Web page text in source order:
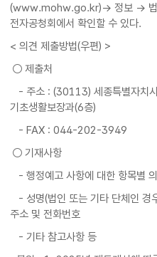
(www.mohw.go.kr)→ 정보 → 법
전자공청회에서 확인할 수 있다.
< 의견 제출방법(우편) >
○ 제출처
- 주소 : (30113) 세종특별자치
기초생활보장과(6층)
- FAX : 044-202-3949
○ 기재사항
- 행정예고 사항에 대한 항목별
- 성명(법인 또는 기타 단체인 경
주소 및 전화번호
- 기타 참고사항 등